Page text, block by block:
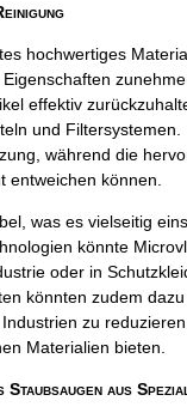
hochwertiges
effektiv
und
während die
entweichen können.
was es vielseitig
könnte
oder in
könnten zudem
zu
Materialien bieten.
aus